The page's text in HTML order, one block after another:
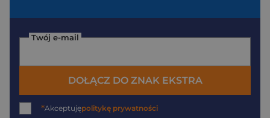
Twój e-mail
DOŁĄCZ DO ZNAK EKSTRA
*Akceptujępolitykę prywatności